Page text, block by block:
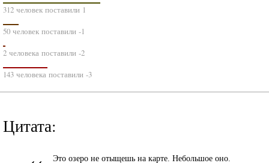
312 человек поставили 1
50 человек поставили -1
2 человека поставили -2
143 человека поставили -3
Цитата:
Это озеро не отыщешь на карте. Небольшое оно.